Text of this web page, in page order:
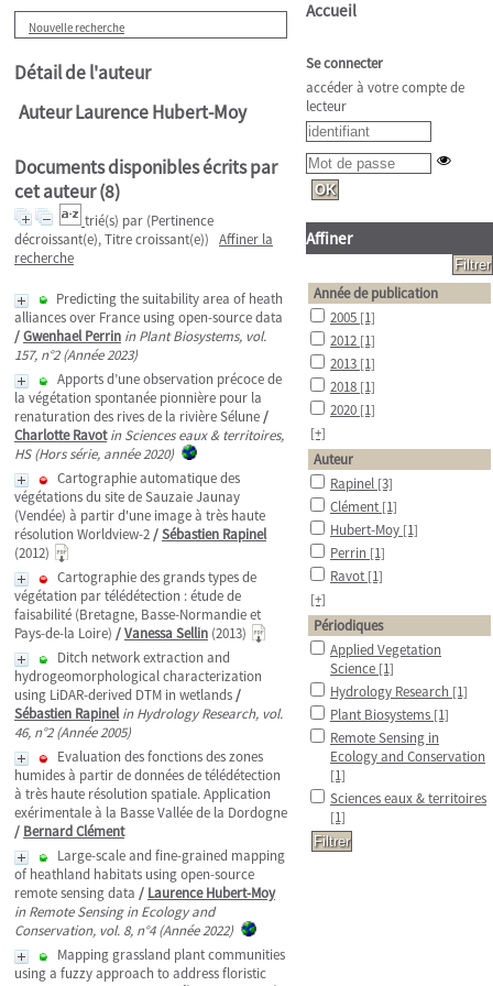
Nouvelle recherche
Détail de l'auteur
Auteur Laurence Hubert-Moy
Documents disponibles écrits par
cet auteur (8)
trié(s) par (Pertinence
décroissant(e), Titre croissant(e)) Affiner la
recherche
Predicting the suitability area of heath
alliances over France using open-source data
/Gwenhael Perrin in Plant Biosystems, vol.
157, n°2 (Année 2023)
Apports d’une observation précoce de
la végétation spontanée pionnière pour la
renaturation des rives de la rivière Sélune/
Charlotte Ravot in Sciences eaux & territoires,
HS (Hors série, année 2020)
Cartographie automatique des
végétations du site de Sauzaie Jaunay
(Vendée) à partir d'une image à très haute
résolution Worldview-2/Sébastien Rapinel
(2012)
Cartographie des grands types de
végétation par télédétection : étude de
faisabilité (Bretagne, Basse-Normandie et
Pays-de-la Loire) /Vanessa Sellin (2013)
Ditch network extraction and
hydrogeomorphological characterization
using LiDAR-derived DTM in wetlands/
Sébastien Rapinel in Hydrology Research, vol.
46, n°2 (Année 2005)
Evaluation des fonctions des zones
humides à partir de données de télédétection
à très haute résolution spatiale. Application
exérimentale à la Basse Vallée de la Dordogne
/ Bernard Clément
Large-scale and fine-grained mapping
of heathland habitats using open-source
remote sensing data / Laurence Hubert-Moy
in Remote Sensing in Ecology and
Conservation, vol. 8, n°4 (Année 2022)
Mapping grassland plant communities
using a fuzzy approach to address floristic
Accueil
Se connecter
accéder à votre compte de
lecteur
Affiner
Année de publication
2005 [1]
2012 [1]
2013 [1]
2018 [1]
2020 [1]
[+]
Auteur
Rapinel [3]
Clément [1]
Hubert-Moy [1]
Perrin [1]
Ravot [1]
[+]
Périodiques
Applied Vegetation
Science [1]
Hydrology Research [1]
Plant Biosystems [1]
Remote Sensing in
Ecology and Conservation
[1]
Sciences eaux & territoires
[1]